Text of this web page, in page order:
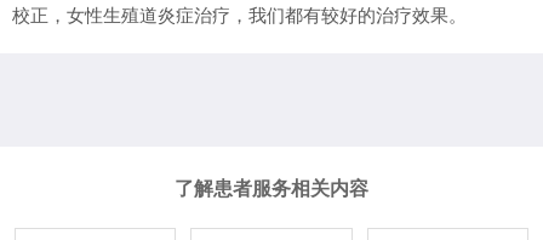
校正，女性生殖道炎症治疗，我们都有较好的治疗效果。
了解患者服务相关内容